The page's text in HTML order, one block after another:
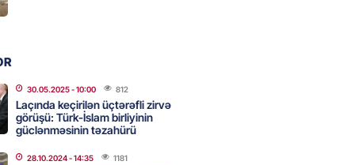
pozan 26 nəfər tutuldu
və Yaroslavldakı
zavodunu vurub
- 15:30
30.05.2025- 10:00 812
Laçında keçirilən üçtərəfli zirvə
görüşü: Türk-İslam birliyinin
güclənməsinin təzahürü
28.10.2024- 14:35 1181